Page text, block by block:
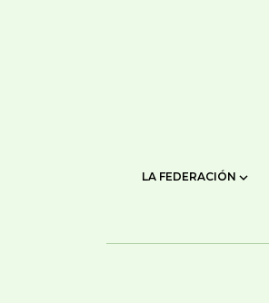
LA FEDERACIÓN